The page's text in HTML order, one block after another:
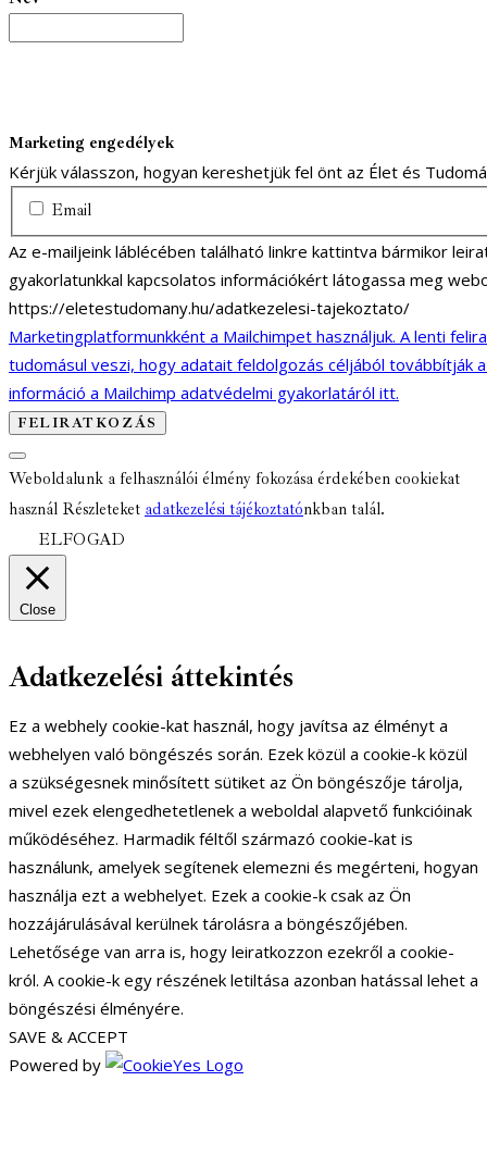
Marketing engedélyek
Kérjük válasszon, hogyan kereshetjük fel önt az Élet és
Email
Az e-mailjeink láblécében található linkre kattintva bármikor
gyakorlatunkkal kapcsolatos információkért látogassa meg
https://eletestudomany.hu/adatkezelesi-tajekoztato/
Marketingplatformunkként a Mailchimpet használjuk. A lenti
tudomásul veszi, hogy adatait feldolgozás céljából továbbítják
információ a Mailchimp adatvédelmi gyakorlatáról itt.
Weboldalunk a felhasználói élmény fokozása érdekében cookiekat
használ Részleteket adatkezelési tájékoztatónkban talál.
ELFOGAD
Close
Adatkezelési áttekintés
Ez a webhely cookie-kat használ, hogy javítsa az élményt a
webhelyen való böngészés során. Ezek közül a cookie-k közül
a szükségesnek minősített sütiket az Ön böngészője tárolja,
mivel ezek elengedhetetlenek a weboldal alapvető funkcióinak
működéséhez. Harmadik féltől származó cookie-kat is
használunk, amelyek segítenek elemezni és megérteni, hogyan
használja ezt a webhelyet. Ezek a cookie-k csak az Ön
hozzájárulásával kerülnek tárolásra a böngészőjében.
Lehetősége van arra is, hogy leiratkozzon ezekről a cookie-
król. A cookie-k egy részének letiltása azonban hatással lehet a
böngészési élményére.
SAVE & ACCEPT
Powered by